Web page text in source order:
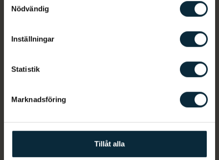
Nödvändig
Inställningar
Statistik
Marknadsföring
Tillåt alla
På Aqua Dental Falun har våra behandlare stor vana av att behandla
tandvårdsrädda patienter. Prata med oss när du bokar din tid så kommer
Det är enkelt att boka en tid hos oss. Du kan välja att boka en tid via vår
På Aqua Dental erbjuder vi våra patienter flera olika betalningsalternativ.